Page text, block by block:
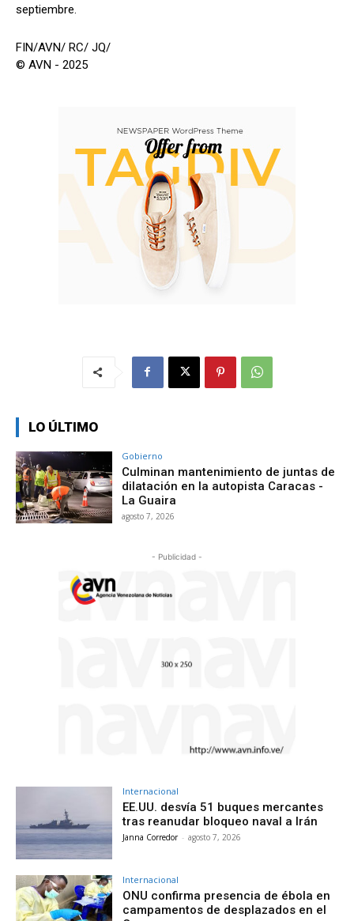
septiembre.
FIN/AVN/ RC/ JQ/
© AVN - 2025
LO ÚLTIMO
Gobierno
Culminan mantenimiento de juntas de
dilatación en la autopista Caracas -
La Guaira
agosto 7, 2026
- Publicidad -
Internacional
EE.UU. desvía 51 buques mercantes
tras reanudar bloqueo naval a Irán
Janna Corredor - agosto 7, 2026
Internacional
ONU confirma presencia de ébola en
campamentos de desplazados en el